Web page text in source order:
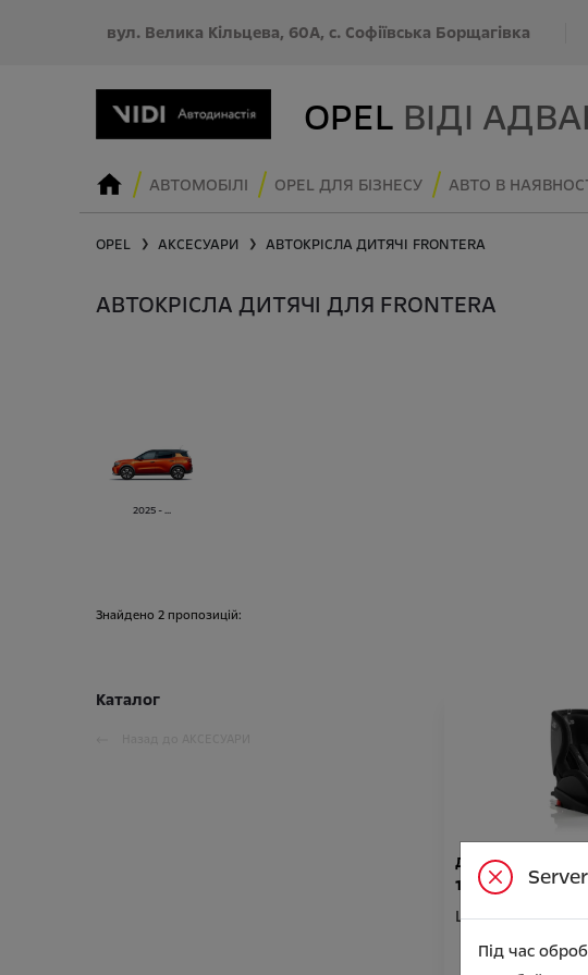
вул. Велика Кільцева, 60А, с. Софіївська Борщагівка
OPEL ВІДІ
АВТОМОБІЛІ OPEL ДЛЯ БІЗНЕСУ АВТО В
OPEL ❯ АКСЕСУАРИ ❯ АВТОКРІСЛА ДИТЯЧІ FRONTERA
АВТОКРІСЛА ДИТЯЧІ ДЛЯ FRONTERA
2025 - ...
Знайдено 2пропозицій:
Каталог
Дитяче сидіння –
1)
Ціна аксесуара
Під час